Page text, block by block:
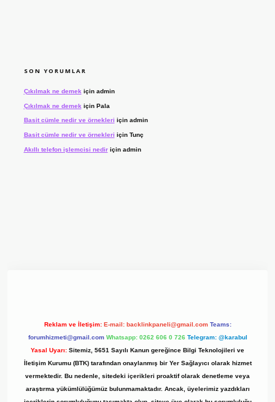
SON YORUMLAR
Çıkılmak ne demek için admin
Çıkılmak ne demek için Pala
Basit cümle nedir ve örnekleri için admin
Basit cümle nedir ve örnekleri için Tunç
Akıllı telefon işlemcisi nediriçin admin
Reklam ve İletişim: E-mail: backlinkpaneli@gmail.com Teams:
forumhizmeti@gmail.com Whatsapp: 0262 606 0 726 Telegram: @karabul
Yasal Uyarı: Sitemiz, 5651 Sayılı Kanun gereğince Bilgi Teknolojileri ve
İletişim Kurumu (BTK) tarafından onaylanmış bir Yer Sağlayıcı olarak hizmet
vermektedir. Bu nedenle, sitedeki içerikleri proaktif olarak denetleme veya
araştırma yükümlülüğümüz bulunmamaktadır. Ancak, üyelerimiz yazdıkları